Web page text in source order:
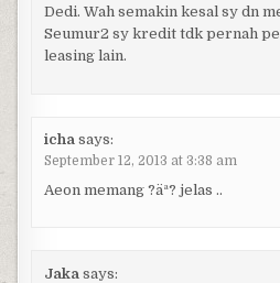
Dedi. Wah semakin kesal sy dn
Seumur2 sy kredit tdk pernah
leasing lain.
icha says:
September 12, 2013 at 3:38 am
Aeon memang ?äª? jelas ..
Jaka says: